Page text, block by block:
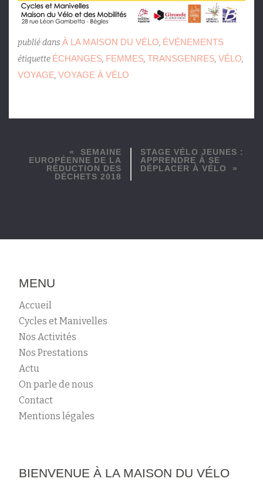
publié dans À LA MAISON DU VÉLO, ÉVÉNEMENTS
étiquette ÉCHANGES, FEMMES, TRANSGENRES, VÉLO,
VOYAGE, VOYAGE À VÉLO
SEMAINE
EUROPÉENNE DE LA
RÉDUCTION DES
DÉCHETS 2018
STAGE VÉLO JEUNES :
APPRENDRE À SE
DÉPLACER À VÉLO
MENU
Accueil
Cycles et Manivelles
Nos Activités
Nos Prestations
Actu
On parle de nous
Contact
Mentions légales
BIENVENUE À LA MAISON DU VÉLO